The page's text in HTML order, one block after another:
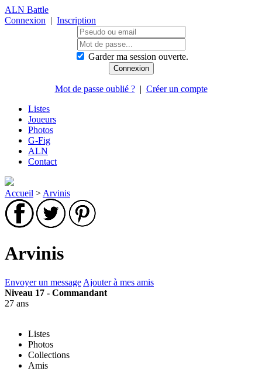
ALN Battle
Connexion | Inscription
Garder ma session ouverte.
Mot de passe oublié ?| Créer un compte
Listes
Joueurs
Photos
G-Fig
ALN
Contact
Accueil > Arvinis
Arvinis
Envoyer un message Ajouter à mes amis
Niveau 17 - Commandant
27 ans
Listes
Photos
Collections
Amis